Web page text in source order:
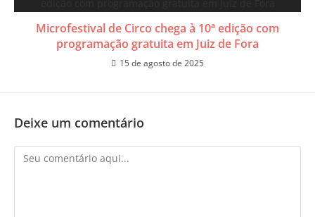
Microfestival de Circo chega à 10ª edição com
programação gratuita em Juiz de Fora
15 de agosto de 2025
Deixe um comentário